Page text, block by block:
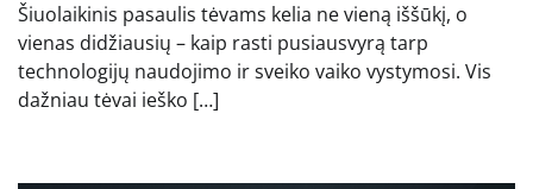
Šiuolaikinis pasaulis tėvams kelia ne vieną iššūkį, o
vienas didžiausių – kaip rasti pusiausvyrą tarp
technologijų naudojimo ir sveiko vaiko vystymosi. Vis
dažniau tėvai ieško […]